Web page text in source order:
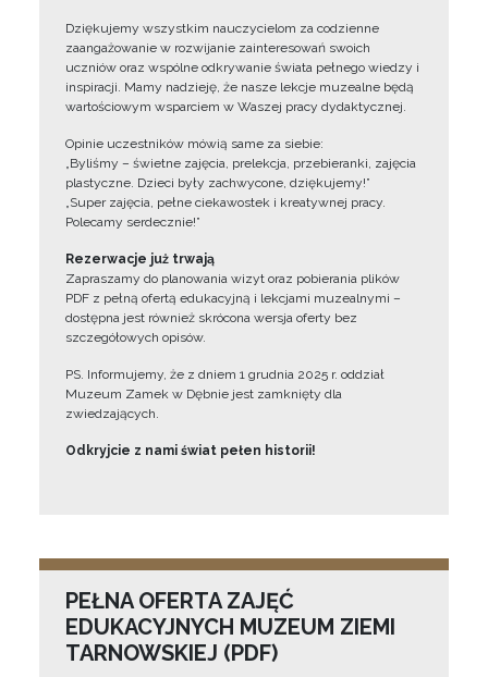
Dziękujemy wszystkim nauczycielom za codzienne
zaangażowanie w rozwijanie zainteresowań swoich
uczniów oraz wspólne odkrywanie świata pełnego wiedzy i
inspiracji. Mamy nadzieję, że nasze lekcje muzealne będą
wartościowym wsparciem w Waszej pracy dydaktycznej.
Opinie uczestników mówią same za siebie:
„Byliśmy – świetne zajęcia, prelekcja, przebieranki, zajęcia
plastyczne. Dzieci były zachwycone, dziękujemy!”
„Super zajęcia, pełne ciekawostek i kreatywnej pracy.
Polecamy serdecznie!”
Rezerwacje już trwają
Zapraszamy do planowania wizyt oraz pobierania plików
PDF z pełną ofertą edukacyjną i lekcjami muzealnymi –
dostępna jest również skrócona wersja oferty bez
szczegółowych opisów.
PS. Informujemy, że z dniem 1 grudnia 2025 r. oddział
Muzeum Zamek w Dębnie jest zamknięty dla
zwiedzających.
Odkryjcie z nami świat pełen historii!
PEŁNA OFERTA ZAJĘĆ
EDUKACYJNYCH MUZEUM ZIEMI
TARNOWSKIEJ (PDF)